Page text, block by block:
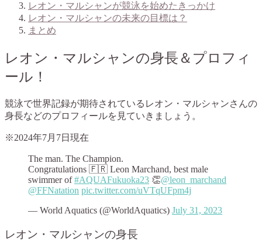
レオン・マルシャンが競泳を始めたきっかけ
レオン・マルシャンの未来の目標は？
まとめ
レオン・マルシャンの身長＆プロフィ
ール！
競泳で世界記録が期待されているレオン・マルシャンさんの
身長などのプロフィールを見ていきましょう。
※2024年7月7日現在
The man. The Champion.
Congratulations 🇫🇷 Leon Marchand, best male
swimmer of#AQUAFukuoka23 👏@leon_marchand
@FFNatation pic.twitter.com/uVTqUFpm4j
— World Aquatics (@WorldAquatics) July 31, 2023
レオン・マルシャンの身長